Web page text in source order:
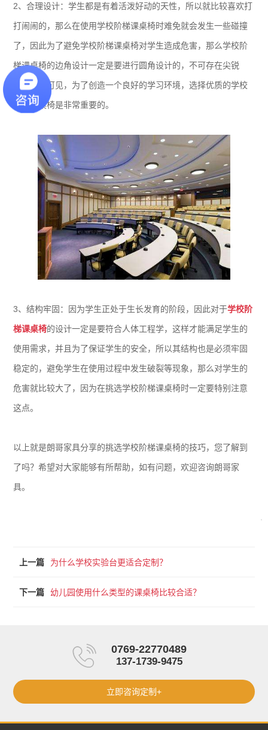
2、合理设计：学生都是有着活泼好动的天性，所以就比较喜欢打
打闹闹的，那么在使用学校阶梯课桌椅时难免就会发生一些碰撞
了，因此为了避免学校阶梯课桌椅对学生造成危害，那么学校阶
梯课桌椅的边角设计一定是要进行圆角设计的，不可存在尖锐
角，由此可见，为了创造一个良好的学习环境，选择优质的学校
阶梯课桌椅是非常重要的。
3、结构牢固：因为学生正处于生长发育的阶段，因此对于学校阶
梯课桌椅的设计一定是要符合人体工程学，这样才能满足学生的
使用需求，并且为了保证学生的安全，所以其结构也是必须牢固
稳定的，避免学生在使用过程中发生破裂等现象，那么对学生的
危害就比较大了，因为在挑选学校阶梯课桌椅时一定要特别注意
这点。
以上就是朗哥家具分享的挑选学校阶梯课桌椅的技巧，您了解到
了吗？希望对大家能够有所帮助，如有问题，欢迎咨询朗哥家
具。
上一篇 为什么学校实验台更适合定制？
下一篇 幼儿园使用什么类型的课桌椅比较合适？
0769-22770489
137-1739-9475
立即咨询定制+